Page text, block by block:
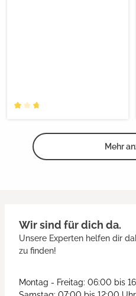
Mehr
Wir sind für dich da.
Unsere Experten helfen dir
zu finden!
Montag - Freitag: 06:00 bis